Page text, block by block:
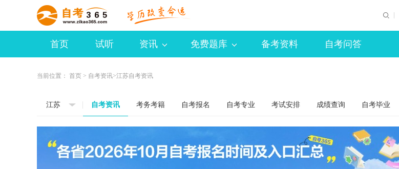
首页 试听 资讯 免费题库 备考资料 自考问答
当前位置： 首页 > 自考资讯>江苏自考资讯
江苏 自考资讯 考务考籍 自考报名 自考专业 考试安排 成绩查询 自考毕业